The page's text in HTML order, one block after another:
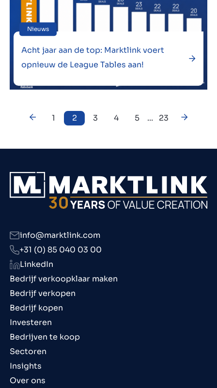
Nieuws
Acht jaar aan de top: Marktlink voert
opnieuw de League Tables aan!
1 2 3 4 5 ... 23
Bedrijf verkoopklaar maken
Bedrijf verkopen
Bedrijf kopen
Investeren
Bedrijven te koop
Sectoren
Insights
Over ons
info@marktlink.com
+31 (0) 85 040 03 00
LinkedIn